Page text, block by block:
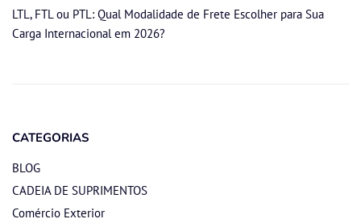
LTL, FTL ou PTL: Qual Modalidade de Frete Escolher para Sua
Carga Internacional em 2026?
CATEGORIAS
BLOG
CADEIA DE SUPRIMENTOS
Comércio Exterior